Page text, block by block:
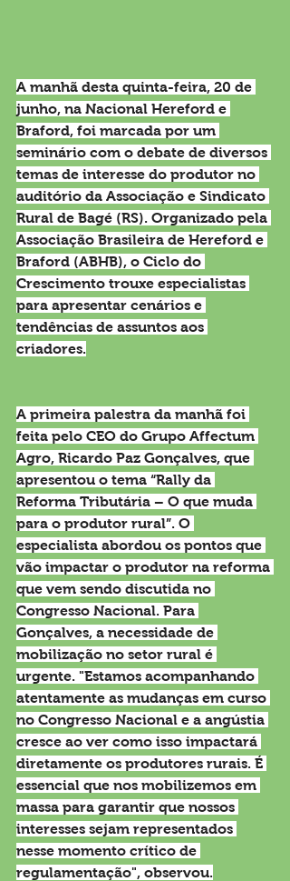
A manhã desta quinta-feira, 20 de
junho, na Nacional Hereford e
Braford, foi marcada por um
seminário com o debate de diversos
temas de interesse do produtor no
auditório da Associação e Sindicato
Rural de Bagé (RS). Organizado pela
Associação Brasileira de Hereford e
Braford (ABHB), o Ciclo do
Crescimento trouxe especialistas
para apresentar cenários e
tendências de assuntos aos
criadores.
A primeira palestra da manhã foi
feita pelo CEO do Grupo Affectum
Agro, Ricardo Paz Gonçalves, que
apresentou o tema “Rally da
Reforma Tributária – O que muda
para o produtor rural”. O
especialista abordou os pontos que
vão impactar o produtor na reforma
que vem sendo discutida no
Congresso Nacional. Para
Gonçalves, a necessidade de
mobilização no setor rural é
urgente. "Estamos acompanhando
atentamente as mudanças em curso
no Congresso Nacional e a angústia
cresce ao ver como isso impactará
diretamente os produtores rurais. É
essencial que nos mobilizemos em
massa para garantir que nossos
interesses sejam representados
nesse momento crítico de
regulamentação", observou.